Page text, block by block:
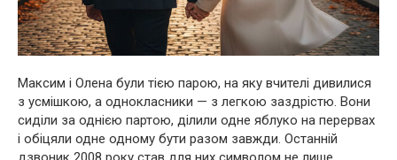
Максим і Олена були тією парою, на яку вчителі дивилися
з усмішкою, а однокласники — з легкою заздрістю. Вони
сиділи за однією партою, ділили одне яблуко на перервах
і обіцяли одне одному бути разом завжди. Останній